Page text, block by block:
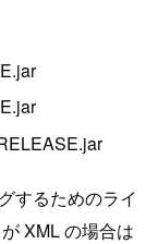
するためのライ
XML の場合は